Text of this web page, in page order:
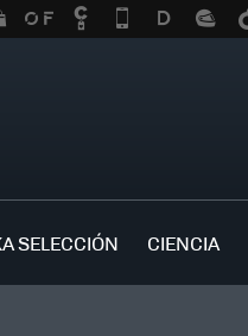
SELECCIÓN CIENCIA